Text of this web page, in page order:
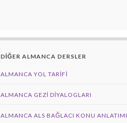
DİĞER ALMANCA DERSLER
ALMANCA YOL TARIFI
ALMANCA GEZI DIYALOGLARI
ALMANCA ALS BAĞLACI KONU ANLATIMI